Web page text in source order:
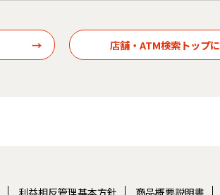
利益相反管理基本方針 商品概要説明書